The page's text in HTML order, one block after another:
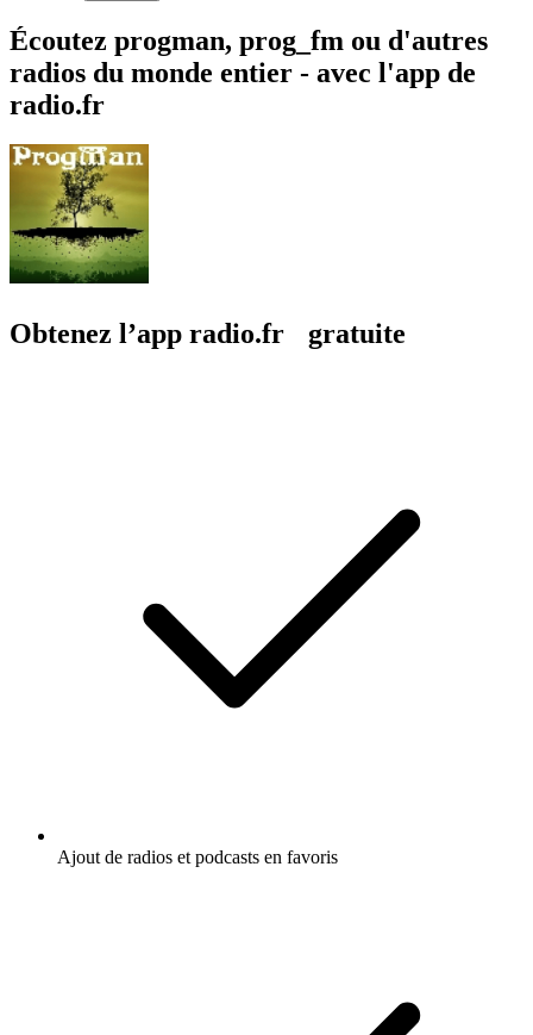
Écoutez progman, prog_fm ou d'autres
radios du monde entier - avec l'app de
radio.fr
Obtenez l’app radio.fr gratuite
Ajout de radios et podcasts en favoris